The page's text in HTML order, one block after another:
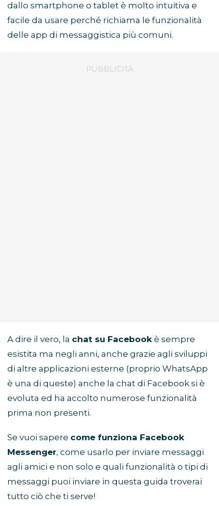
dallo smartphone o tablet è molto intuitiva e
facile da usare perché richiama le funzionalità
delle app di messaggistica più comuni.
A dire il vero, la chat su Facebook è sempre
esistita ma negli anni, anche grazie agli sviluppi
di altre applicazioni esterne (proprio WhatsApp
è una di queste) anche la chat di Facebook si è
evoluta ed ha accolto numerose funzionalità
prima non presenti.
Se vuoi sapere come funziona Facebook
Messenger, come usarlo per inviare messaggi
agli amici e non solo e quali funzionalità o tipi di
messaggi puoi inviare in questa guida troverai
tutto ciò che ti serve!